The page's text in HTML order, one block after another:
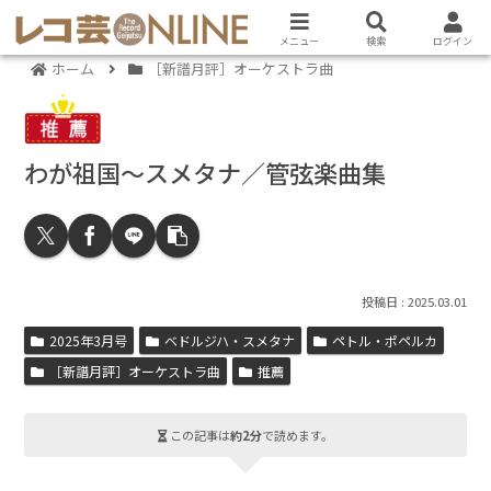
ホーム ［新譜月評］オーケストラ曲
わが祖国～スメタナ／管弦楽曲集
2025.03.01
2025年3月号 ベドルジハ・スメタナ
ペトル・ポペルカ
［新譜月評］オーケストラ曲
推薦
この記事は約2分で読めます。
メニュー 検索 ログイン